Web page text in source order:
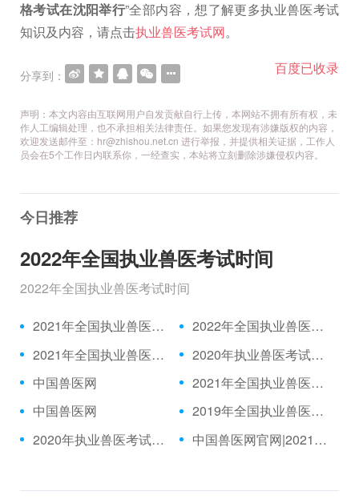
格考试在沈阳举行”全部内容，想了解更多执业兽医考试
知识及内容，请点击执业兽医考试网。
百度已收录
分享到：
声明：本文内容由互联网用户自发贡献自行上传，本网站不拥有所有权，未
作人工编辑处理，也不承担相关法律责任。如果您发现有涉嫌版权的内容，
欢迎发送邮件至：hr@zhishou.net.cn 进行举报，并提供相关证据，工作人
员会在5个工作日内联系你，一经查实，本站将立刻删除涉嫌侵权内容。
今日推荐
2022年全国执业兽医考试时间
2022年全国执业兽医考试时间
2021年全国执业兽医资格考试成绩公布时间、合格分数线
2022年全国执业兽医考试时间
2021年全国执业兽医考试报名时间
2020年执业兽医考试题目|2021年执业兽医中国兽医网官网
中国兽医网
2021年全国执业兽医考试报名入口
中国兽医网
2019年全国执业兽医考试真题|2021年执业兽医/全国执业兽医网
2020年执业兽医考试推迟|执业兽医考试网
中国兽医网官网|2021年执业兽医考试